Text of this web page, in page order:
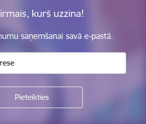
kurš uzzina!
saņemšanai savā e-pastā.